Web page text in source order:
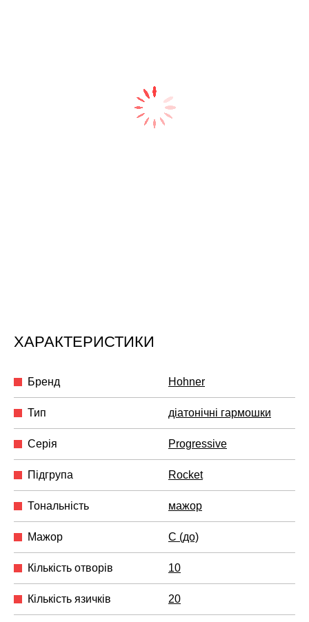
ХАРАКТЕРИСТИКИ
Бренд Hohner
Тип діатонічні гармошки
Серія Progressive
Підгрупа Rocket
Тональність мажор
Мажор C (до)
Кількість отворів 10
Кількість язичків 20